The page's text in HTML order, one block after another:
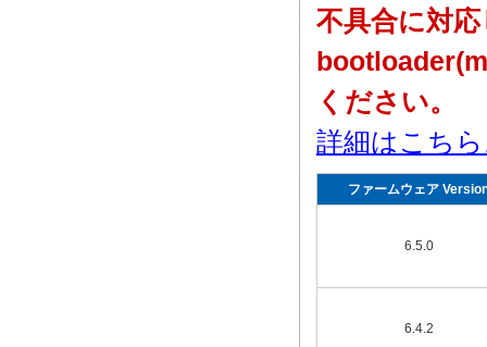
不具合に対
ください。
詳細はこち
ファームウェア
6.5.0
6.4.2